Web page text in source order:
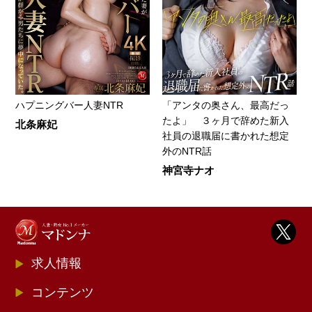
ハプニングバー人妻NTR
北条麻妃
「アンタの奥さん、最高だっ
たよ」 ３ヶ月で辞めた新入
社員の退職届に書かれた想定
外のNTR話
神宮寺ナオ
求人情報
コンテンツ